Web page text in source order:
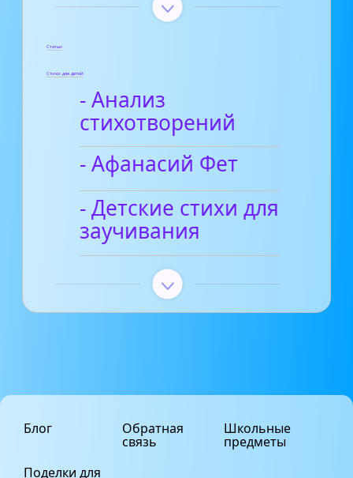
Статьи
Стихи для детей
- Анализ
стихотворений
- Афанасий Фет
- Детские стихи для
заучивания
Блог
Поделки для
Обратная
связь
Школьные
предметы